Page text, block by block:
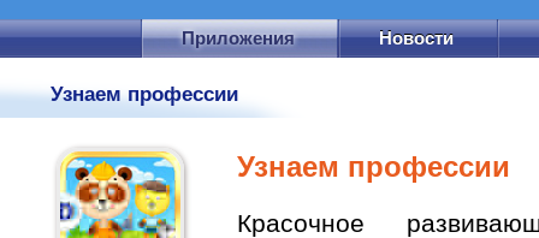
Новости
Приложения
Узнаем профессии
Узнаем профессии
Красочное